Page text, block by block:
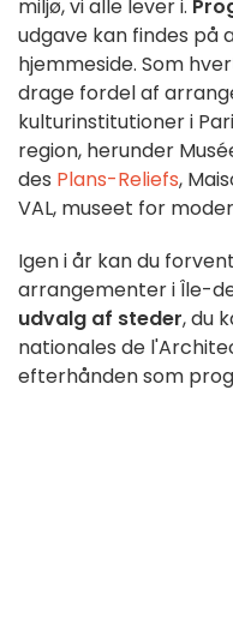
miljø, vi alle lever i.
udgave kan findes
hjemmeside. Som
drage fordel af
kulturinstitutioner i
region, herunder
des Plans-Reliefs,
VAL, museet for
Igen i år kan du
arrangementer i Île-
udvalg af steder, du
nationales de
efterhånden som